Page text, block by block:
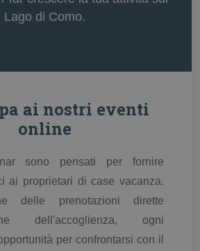
Lago di Como.
ai nostri eventi
online
sono pensati per fornire
ai proprietari di case vacanza.
delle prenotazioni dirette
dell'accoglienza, ogni
per confrontarsi con il